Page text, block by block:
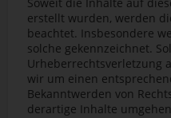
Soweit die Inhalte auf
erstellt wurden, werden
beachtet. Insbesondere
solche gekennzeichnet.
Urheberrechtsverletzung
wir um einen
Bekanntwerden von
derartige Inhalte